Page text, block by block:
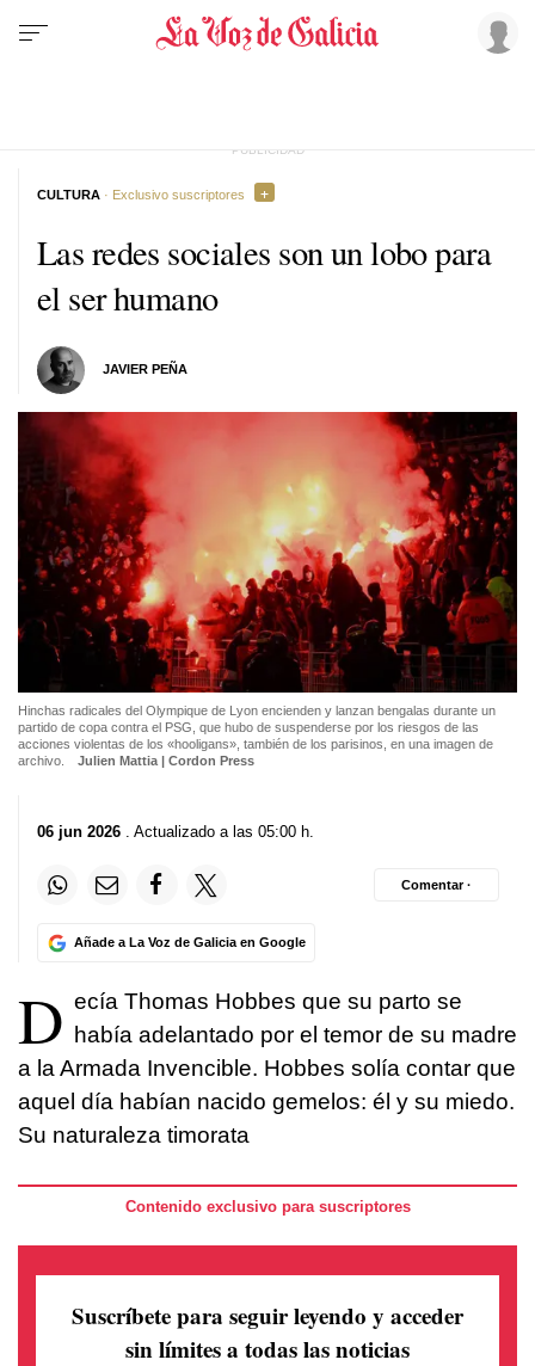
Las redes sociales son un lobo para
el ser humano
JAVIER PEÑA
CULTURA · Exclusivo suscriptores
Hinchas radicales del Olympique de Lyon encienden y lanzan bengalas durante un
partido de copa contra el PSG, que hubo de suspenderse por los riesgos de las
acciones violentas de los «hooligans», también de los parisinos, en una imagen de
archivo.
Julien Mattia | Cordon Press
06 jun 2026 . Actualizado a las 05:00 h.
Añade a La Voz de Galicia en Google
Comentar ·
D ecía Thomas Hobbes que su parto se
había adelantado por el temor de su madre
a la Armada Invencible. Hobbes solía contar que
aquel día habían nacido gemelos: él y su miedo.
Su naturaleza timorata
Contenido exclusivo para suscriptores
Suscríbete para seguir leyendo y acceder
sin límites a todas las noticias